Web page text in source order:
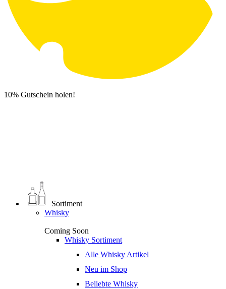
10% Gutschein holen!
Sortiment
Whisky
Coming Soon
Whisky Sortiment
Alle Whisky Artikel
Neu im Shop
Beliebte Whisky